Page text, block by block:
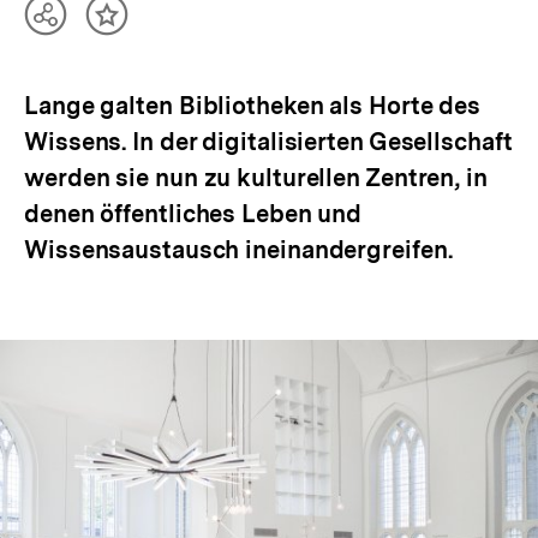
TeilenInhalt
Lange galten Bibliotheken als Horte des
Wissens. In der digitalisierten Gesellschaft
werden sie nun zu kulturellen Zentren, in
denen öffentliches Leben und
Wissensaustausch ineinandergreifen.